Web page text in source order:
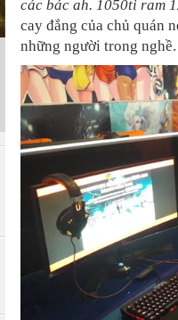
các bác ah. 1050ti ram
cay đắng của chủ quán
những người trong nghề.